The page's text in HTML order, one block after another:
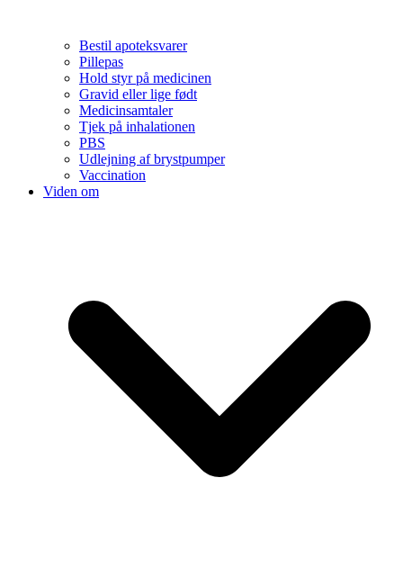
Bestil apoteksvarer
Pillepas
Hold styr på medicinen
Gravid eller lige født
Medicinsamtaler
Tjek på inhalationen
PBS
Udlejning af brystpumper
Vaccination
Viden om